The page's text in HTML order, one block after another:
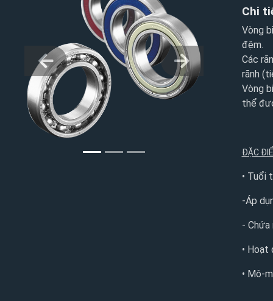
Prev Next
Chi
Vòng
đệm.
Các
rãnh
Vòng
thể
ĐẶC
• Tuổi
-Áp
-
•
• Mô-